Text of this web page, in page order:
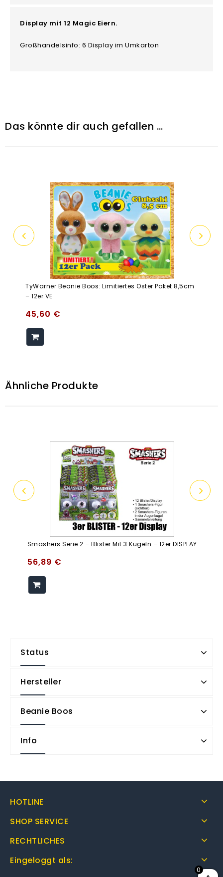
Display mit 12 Magic Eiern.
Großhandelsinfo: 6 Display im Umkarton
Das könnte dir auch gefallen …
TyWarner Beanie Boos: Limitiertes Oster Paket 8,5cm
– 12er VE
45,60 €
Ähnliche Produkte
Smashers Serie 2 – Blister Mit 3 Kugeln – 12er DISPLAY
56,89 €
Status
Hersteller
Beanie Boos
Info
HOTLINE
SHOP SERVICE
RECHTLICHES
Eingeloggt als:
0